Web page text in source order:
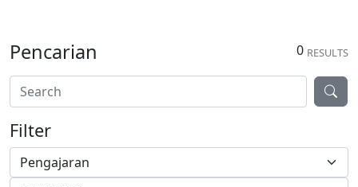
0 RESULTS
Pencarian
Filter